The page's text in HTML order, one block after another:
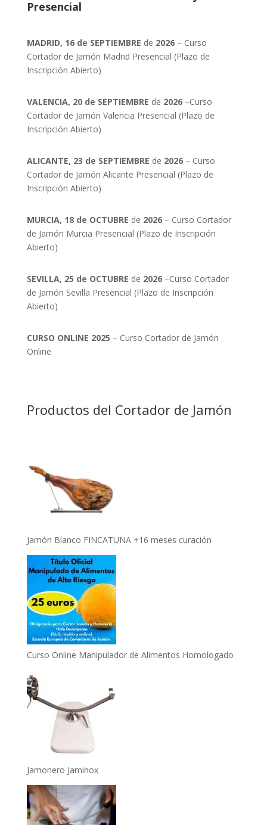
Presencial
MADRID, 16 de SEPTIEMBRE de 2026– Curso
Cortador de Jamón Madrid Presencial (Plazo de
Inscripción Abierto)
VALENCIA, 20 de SEPTIEMBRE de 2026–Curso
Cortador de Jamón Valencia Presencial (Plazo de
Inscripción Abierto)
ALICANTE, 23 de SEPTIEMBRE de 2026– Curso
Cortador de Jamón Alicante Presencial (Plazo de
Inscripción Abierto)
MURCIA, 18 de OCTUBRE de 2026– Curso Cortador
de Jamón Murcia Presencial (Plazo de Inscripción
Abierto)
SEVILLA, 25 de OCTUBRE de 2026–Curso Cortador
de Jamón Sevilla Presencial (Plazo de Inscripción
Abierto)
CURSO ONLINE 2025 – Curso Cortador de Jamón
Online
Productos del Cortador de Jamón
Jamón Blanco FINCATUNA +16 meses curación
Curso Online Manipulador de Alimentos Homologado
Jamonero Jaminox